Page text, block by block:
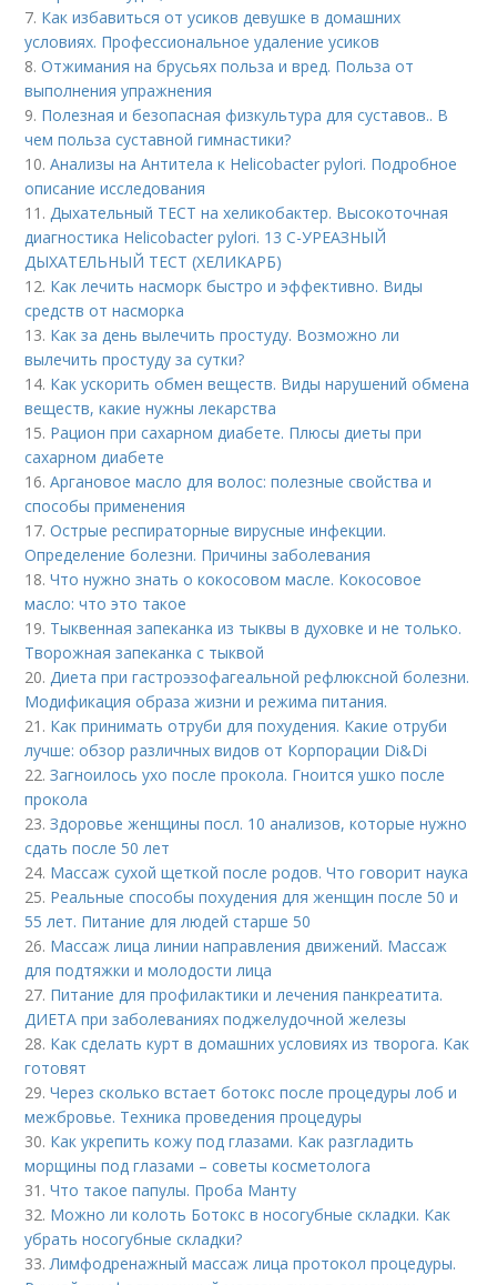
7. Как избавиться от усиков девушке в домашних
условиях. Профессиональное удаление усиков
8.Отжимания на брусьях польза и вред. Польза от
выполнения упражнения
9. Полезная и безопасная физкультура для суставов.. В
чем польза суставной гимнастики?
10.Анализы на Антитела к Helicobacter pylori. Подробное
описание исследования
11.Дыхательный ТЕСТ на хеликобактер. Высокоточная
диагностика Helicobacter pylori. 13 C-УРЕАЗНЫЙ
ДЫХАТЕЛЬНЫЙ ТЕСТ (ХЕЛИКАРБ)
12. Как лечить насморк быстро и эффективно. Виды
средств от насморка
13. Как за день вылечить простуду. Возможно ли
вылечить простуду за сутки?
14. Как ускорить обмен веществ. Виды нарушений обмена
веществ, какие нужны лекарства
15. Рацион при сахарном диабете. Плюсы диеты при
сахарном диабете
16.Аргановое масло для волос: полезные свойства и
способы применения
17.Острые респираторные вирусные инфекции.
Определение болезни. Причины заболевания
18.Что нужно знать о кокосовом масле. Кокосовое
масло: что это такое
19. Тыквенная запеканка из тыквы в духовке и не только.
Творожная запеканка с тыквой
20.Диета при гастроэзофагеальной рефлюксной болезни.
Модификация образа жизни и режима питания.
21. Как принимать отруби для похудения. Какие отруби
лучше: обзор различных видов от Корпорации Di&Di
22.Загноилось ухо после прокола. Гноится ушко после
прокола
23.Здоровье женщины посл. 10 анализов, которые нужно
сдать после 50 лет
24. Массаж сухой щеткой после родов. Что говорит наука
25. Реальные способы похудения для женщин после 50 и
55 лет. Питание для людей старше 50
26. Массаж лица линии направления движений. Массаж
для подтяжки и молодости лица
27. Питание для профилактики и лечения панкреатита.
ДИЕТА при заболеваниях поджелудочной железы
28. Как сделать курт в домашних условиях из творога. Как
готовят
29.Через сколько встает ботокс после процедуры лоб и
межбровье. Техника проведения процедуры
30. Как укрепить кожу под глазами. Как разгладить
морщины под глазами – советы косметолога
31.Что такое папулы. Проба Манту
32. Можно ли колоть Ботокс в носогубные складки. Как
убрать носогубные складки?
33.Лимфодренажный массаж лица протокол процедуры.